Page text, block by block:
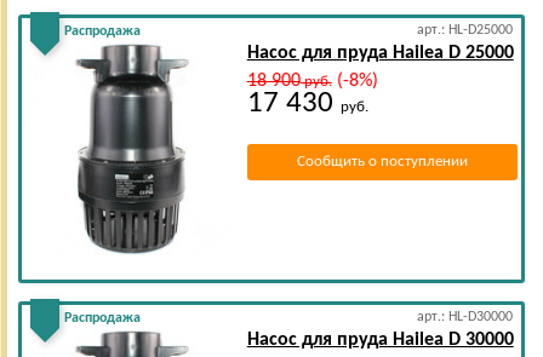
Распродажа арт.: HL-D25000
Насос для пруда Hailea D 25000
18 900руб.(-8%)
17 430 руб.
Сообщить о поступлении
Распродажа арт.: HL-D30000
Насос для пруда Hailea D 30000